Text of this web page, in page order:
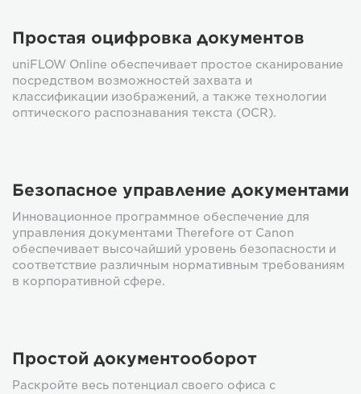
Простая оцифровка документов
uniFLOW Online обеспечивает простое сканирование
посредством возможностей захвата и
классификации изображений, а также технологии
оптического распознавания текста (OCR).
Безопасное управление документами
Инновационное программное обеспечение для
управления документами Therefore от Canon
обеспечивает высочайший уровень безопасности и
соответствие различным нормативным требованиям
в корпоративной сфере.
Простой документооборот
Раскройте весь потенциал своего офиса с